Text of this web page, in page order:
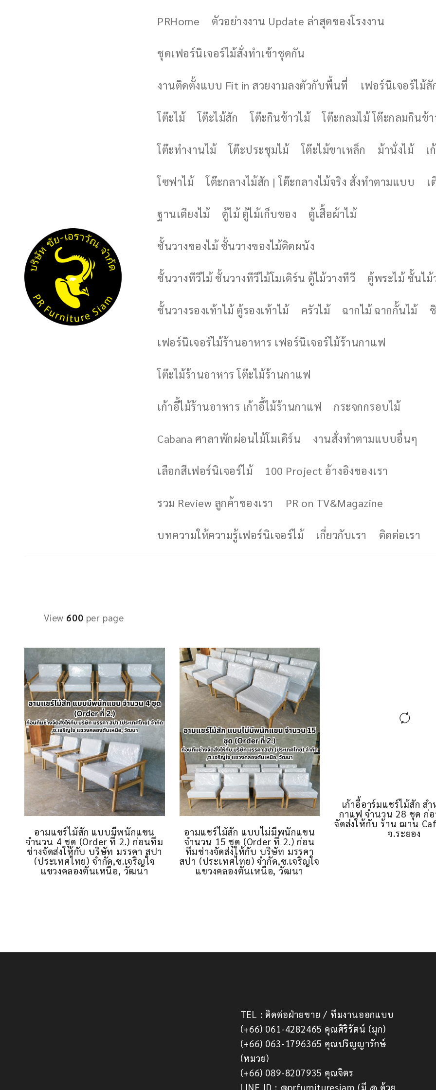
PRHome ตัวอย่างงาน Update ล่าสุดของโรงงาน
ชุดเฟอร์นิเจอร์ไม้สั่งทำเข้าชุดกัน
งานติดตั้งแบบ Fit in สวยงามลงตัวกับพื้นที่ เฟอร์นิเจอร์ไม้สั
โต๊ะไม้ โต๊ะไม้สัก โต๊ะกินข้าวไม้ โต๊ะกลมไม้ โต๊ะกลมกินข้า
โต๊ะทำงานไม้ โต๊ะประชุมไม้ โต๊ะไม้ขาเหล็ก ม้านั่งไม้ เ
โซฟาไม้ โต๊ะกลางไม้สัก | โต๊ะกลางไม้จริง สั่งทำตามแบบ เ
ฐานเตียงไม้ ตู้ไม้ ตู้ไม้เก็บของ ตู้เสื้อผ้าไม้
ชั้นวางของไม้ ชั้นวางของไม้ติดผนัง
ชั้นวางทีวีไม้ ชั้นวางทีวีไม้โมเดิร์น ตู้ไม้วางทีวี ตู้พระไม้ ชั้นไม้
ชั้นวางรองเท้าไม้ ตู้รองเท้าไม้ ครัวไม้ ฉากไม้ ฉากกั้นไม้
เฟอร์นิเจอร์ไม้ร้านอาหาร เฟอร์นิเจอร์ไม้ร้านกาแฟ
โต๊ะไม้ร้านอาหาร โต๊ะไม้ร้านกาแฟ
เก้าอี้ไม้ร้านอาหาร เก้าอี้ไม้ร้านกาแฟ กระจกกรอบไม้
Cabana ศาลาพักผ่อนไม้โมเดิร์น งานสั่งทำตามแบบอื่นๆ
เลือกสีเฟอร์นิเจอร์ไม้ 100 Project อ้างอิงของเรา
รวม Review ลูกค้าของเรา PR on TV&Magazine
บทความให้ความรู้เฟอร์นิเจอร์ไม้ เกี่ยวกับเรา ติดต่อเรา
View 600 per page
อามแชร์ไม้สัก แบบมีพนักแขน
จำนวน 4 ชุด (Order ที่ 2.) ก่อนทีม
ช่างจัดส่งให้กับ บริษัท มรรคา สปา
(ประเทศไทย) จำกัด,ซ.เจริญใจ
แขวงคลองตันเหนือ, วัฒนา
อามแชร์ไม้สัก แบบไม่มีพนักแขน
จำนวน 15 ชุด (Order ที่ 2.) ก่อน
ทีมช่างจัดส่งให้กับ บริษัท มรรคา
สปา (ประเทศไทย) จำกัด,ซ.เจริญใจ
แขวงคลองตันเหนือ, วัฒนา
เก้าอี้อาร์มแชร์ไม้สัก ส
กาแฟ จำนวน 28 ชุด ก่
จัดส่งให้กับ ร้าน ฌาน
จ.ระยอง
TEL : ติดต่อฝ่ายขาย / ทีมงานออกแบบ
(+66) 061-4282465 คุณศิริรัตน์ (มุก)
(+66) 063-1796365 คุณปริญญารักษ์
(หมวย)
(+66) 089-8207935 คุณจิตร
LINE ID : @prfurnituresiam (มี @ ด้วย